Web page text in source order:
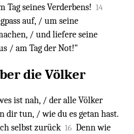
Tag seines Verderbens! 14
auf, / um seine
/ und liefere seine
/ am Tag der Not!"
die Völker
ist nah, / der alle Völker
tun, / wie du es getan hast.
selbst zurück 16 Denn wie